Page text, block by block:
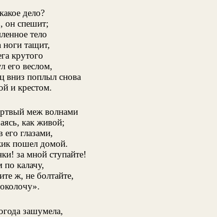
дело?
он спешит;
тело
ноги тащит,
крутого
его веслом,
вниз поплыл снова
и крестом.
меж волнами
как живой;
глазами,
пошел домой.
за мной ступайте!
по калачу,
ж, не болтайте,
зашумела,